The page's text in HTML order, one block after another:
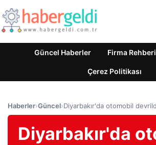
Güncel Haberler Firma Rehberi
Çerez Politikası
Haberler›Güncel›Diyarbakır'da otomobil
Diyarbakır'da